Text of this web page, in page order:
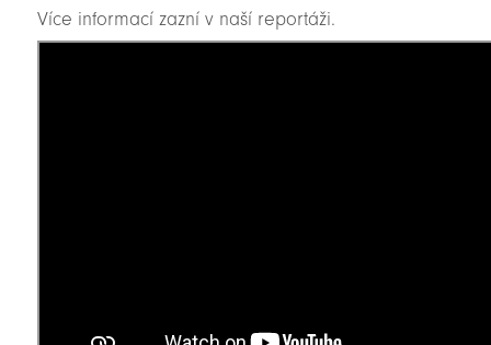
Více informací zazní v naší reportáži.